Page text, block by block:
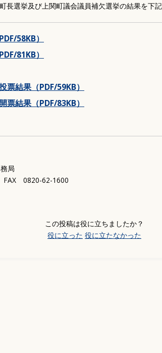
健康保険
介護保険
高齢者向け事業
生活支援・特別弔慰金
予防接種
ひとり親支援
長選挙及び上関町議会議員補欠選挙の結果を下記
58KB）
81KB）
票結果（PDF/59KB）
票結果（PDF/83KB）
局
0820-62-1600
この投稿は役に立ちましたか？
役に立った 役に立たなかった